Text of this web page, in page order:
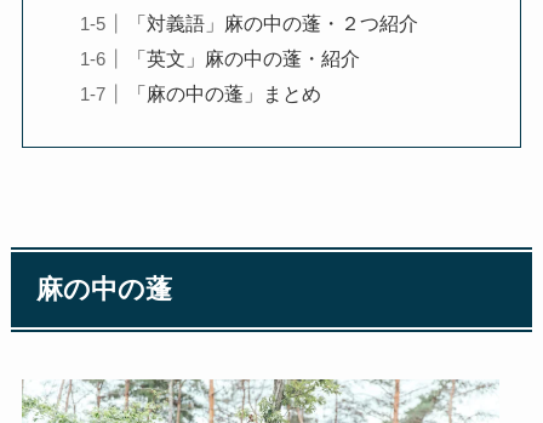
「対義語」麻の中の蓬・２つ紹介
「英文」麻の中の蓬・紹介
「麻の中の蓬」まとめ
麻の中の蓬